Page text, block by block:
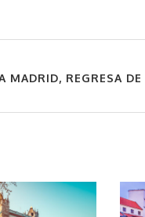
MADRID, REGRESA